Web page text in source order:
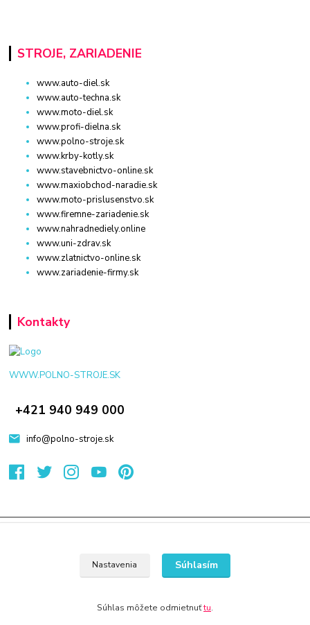
STROJE, ZARIADENIE
www.auto-diel.sk
www.auto-techna.sk
www.moto-diel.sk
www.profi-dielna.sk
www.polno-stroje.sk
www.krby-kotly.sk
www.stavebnictvo-online.sk
www.maxiobchod-naradie.sk
www.moto-prislusenstvo.sk
www.firemne-zariadenie.sk
www.nahradnediely.online
www.uni-zdrav.sk
www.zlatnictvo-online.sk
www.zariadenie-firmy.sk
Kontakty
WWW.POLNO-STROJE.SK
+421 940 949 000
info@polno-stroje.sk
Eshop-rychlo.sk
Nastavenia
Súhlasím
Súhlas môžete odmietnuťtu.